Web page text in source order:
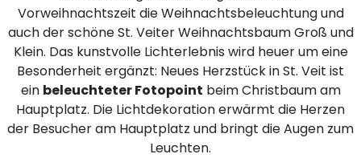
Vorweihnachtszeit die Weihnachtsbeleuchtung und
auch der schöne St. Veiter Weihnachtsbaum Groß und
Klein. Das kunstvolle Lichterlebnis wird heuer um eine
Besonderheit ergänzt: Neues Herzstück in St. Veit ist
ein beleuchteter Fotopoint beim Christbaum am
Hauptplatz. Die Lichtdekoration erwärmt die Herzen
der Besucher am Hauptplatz und bringt die Augen zum
Leuchten.